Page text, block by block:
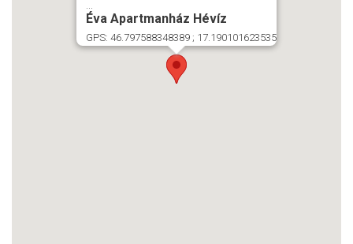
Éva Apartmanház Hévíz
GPS: 46.797588348389 ; 17.190101623535